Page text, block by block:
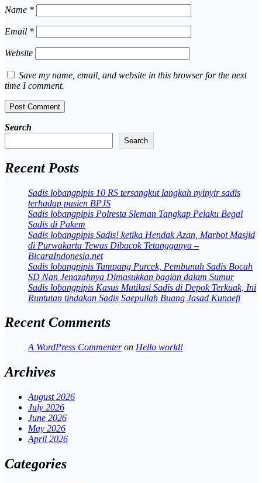
Name *
Email *
Website
Save my name, email, and website in this browser for the next
time I comment.
Search
Search
Recent Posts
Sadis lobangpipis 10 RS tersangkut langkah nyinyir sadis
terhadap pasien BPJS
Sadis lobangpipis Polresta Sleman Tangkap Pelaku Begal
Sadis di Pakem
Sadis lobangpipis Sadis! ketika Hendak Azan, Marbot Masjid
di Purwakarta Tewas Dibacok Tetangganya –
BicaraIndonesia.net
Sadis lobangpipis Tampang Purcek, Pembunuh Sadis Bocah
SD Nan Jenazahnya Dimasukkan bagian dalam Sumur
Sadis lobangpipis Kasus Mutilasi Sadis di Depok Terkuak, Ini
Runtutan tindakan Sadis Saepullah Buang Jasad Kunaefi
Recent Comments
A WordPress Commenteron Hello world!
Archives
August 2026
July 2026
June 2026
May 2026
April 2026
Categories